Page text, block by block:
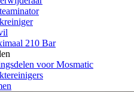
210 Bar
voor Mosmatic